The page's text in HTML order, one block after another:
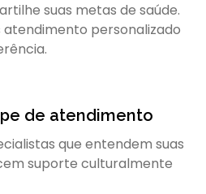
suas metas de saúde.
personalizado
de atendimento
que entendem suas
suporte culturalmente